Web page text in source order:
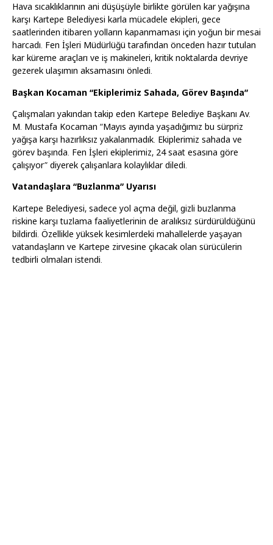
Hava sıcaklıklarının ani düşüşüyle birlikte görülen kar yağışına
karşı Kartepe Belediyesi karla mücadele ekipleri, gece
saatlerinden itibaren yolların kapanmaması için yoğun bir mesai
harcadı. Fen İşleri Müdürlüğü tarafından önceden hazır tutulan
kar küreme araçları ve iş makineleri, kritik noktalarda devriye
gezerek ulaşımın aksamasını önledi.
Başkan Kocaman “Ekiplerimiz Sahada, Görev Başında”
Çalışmaları yakından takip eden Kartepe Belediye Başkanı Av.
M. Mustafa Kocaman “Mayıs ayında yaşadığımız bu sürpriz
yağışa karşı hazırlıksız yakalanmadık. Ekiplerimiz sahada ve
görev başında. Fen İşleri ekiplerimiz, 24 saat esasına göre
çalışıyor” diyerek çalışanlara kolaylıklar diledi.
Vatandaşlara “Buzlanma” Uyarısı
Kartepe Belediyesi, sadece yol açma değil, gizli buzlanma
riskine karşı tuzlama faaliyetlerinin de aralıksız sürdürüldüğünü
bildirdi. Özellikle yüksek kesimlerdeki mahallelerde yaşayan
vatandaşların ve Kartepe zirvesine çıkacak olan sürücülerin
tedbirli olmaları istendi.